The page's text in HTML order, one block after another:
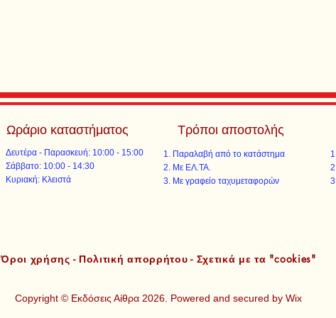
Ωράριο καταστήματος
Δευτέρα - Παρασκευή: 10:00 - 15:00
​​Σάββατο: 10:00 - 14:30
​Κυριακή: Κλειστά
Τρόποι αποστολής
Παραλαβή από το κατάστημα
Με ΕΛ.ΤΑ.​​
Με γραφείο ταχυμεταφορών​
Όροι χρήσης - Πολιτική απορρήτου - Σχετικά με τα "cookies"
Copyright © Εκδόσεις Αίθρα 2026. Powered and secured by Wix